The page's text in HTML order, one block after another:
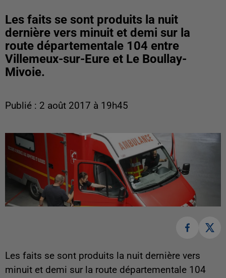
Les faits se sont produits la nuit
dernière vers minuit et demi sur la
route départementale 104 entre
Villemeux-sur-Eure et Le Boullay-
Mivoie.
Publié : 2 août 2017 à 19h45
Les faits se sont produits la nuit dernière vers
minuit et demi sur la route départementale 104